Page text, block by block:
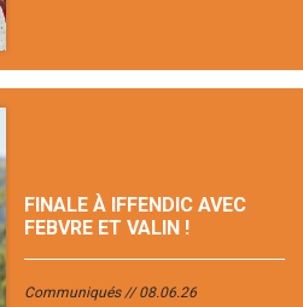
FINALE À IFFENDIC AVEC
FEBVRE ET VALIN !
Communiqués 08.06.26